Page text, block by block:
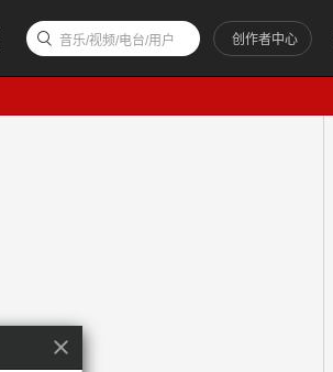
创作者中心
音乐/视频/电台/用户